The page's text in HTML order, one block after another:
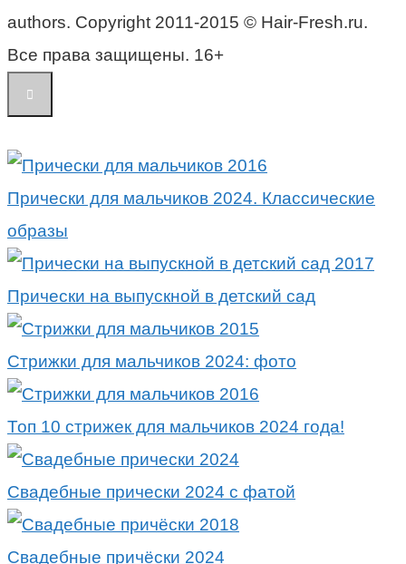
authors. Copyright 2011-2015 © Hair-Fresh.ru.
Все права защищены. 16+
Прически для мальчиков 2024. Классические
образы
Прически на выпускной в детский сад
Стрижки для мальчиков 2024: фото
Топ 10 стрижек для мальчиков 2024 года!
Свадебные прически 2024 с фатой
Свадебные причёски 2024